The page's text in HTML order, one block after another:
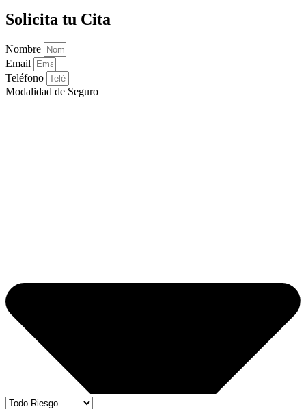
Solicita tu Cita
Nombre
Email
Teléfono
Modalidad de Seguro